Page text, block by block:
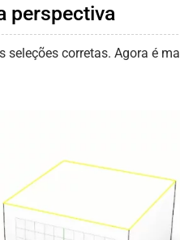
perspectiva
corretas. Agora é